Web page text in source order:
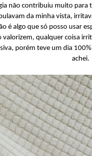
não contribuiu muito para
da minha vista,
é algo que só posso usar
qualquer coisa
porém teve um dia
achei.